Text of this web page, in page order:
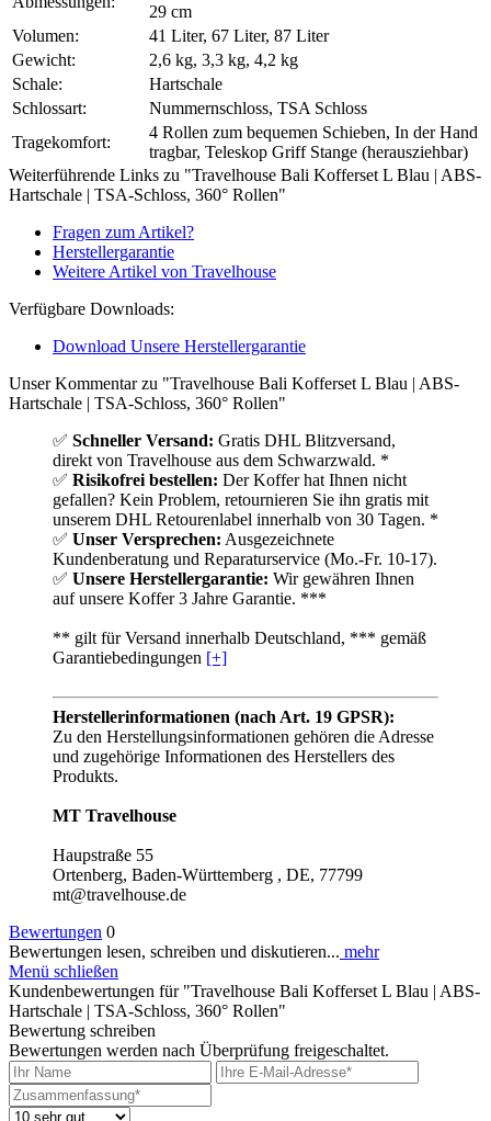
29 cm
Volumen:
41 Liter, 67 Liter, 87 Liter
Gewicht:
2,6 kg, 3,3 kg, 4,2 kg
Schale:
Hartschale
Schlossart:
Nummernschloss, TSA Schloss
Tragekomfort:
4 Rollen zum bequemen Schieben, In der Hand
tragbar, Teleskop Griff Stange (herausziehbar)
Weiterführende Links zu "Travelhouse Bali Kofferset L Blau | ABS-
Hartschale | TSA-Schloss, 360° Rollen"
Fragen zum Artikel?
Herstellergarantie
Weitere Artikel von Travelhouse
Verfügbare Downloads:
Download Unsere Herstellergarantie
Unser Kommentar zu "Travelhouse Bali Kofferset L Blau | ABS-
Hartschale | TSA-Schloss, 360° Rollen"
✅ Schneller Versand: Gratis DHL Blitzversand,
direkt von Travelhouse aus dem Schwarzwald. *
✅ Risikofrei bestellen: Der Koffer hat Ihnen nicht
gefallen? Kein Problem, retournieren Sie ihn gratis mit
unserem DHL Retourenlabel innerhalb von 30 Tagen. *
✅ Unser Versprechen: Ausgezeichnete
Kundenberatung und Reparaturservice (Mo.-Fr. 10-17).
✅ Unsere Herstellergarantie: Wir gewähren Ihnen
auf unsere Koffer 3 Jahre Garantie. ***
** gilt für Versand innerhalb Deutschland, *** gemäß
Garantiebedingungen [+]
Herstellerinformationen (nach Art. 19 GPSR):
Zu den Herstellungsinformationen gehören die Adresse
und zugehörige Informationen des Herstellers des
Produkts.
MT Travelhouse
Haupstraße 55
Ortenberg, Baden-Württemberg , DE, 77799
mt@travelhouse.de
Bewertungen 0
Bewertungen lesen, schreiben und diskutieren... mehr
Menü schließen
Kundenbewertungen für "Travelhouse Bali Kofferset L Blau | ABS-
Hartschale | TSA-Schloss, 360° Rollen"
Bewertung schreiben
Bewertungen werden nach Überprüfung freigeschaltet.